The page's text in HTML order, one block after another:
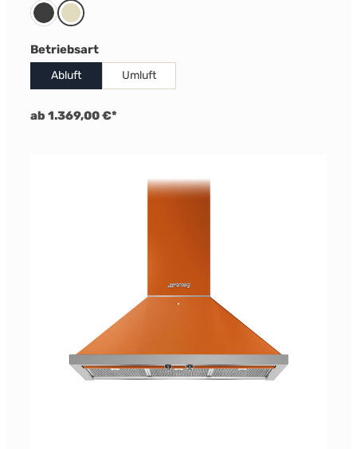
AnthrazitCreme
Betriebsartauswählen
Abluft Umluft
ab 1.369,00 €*